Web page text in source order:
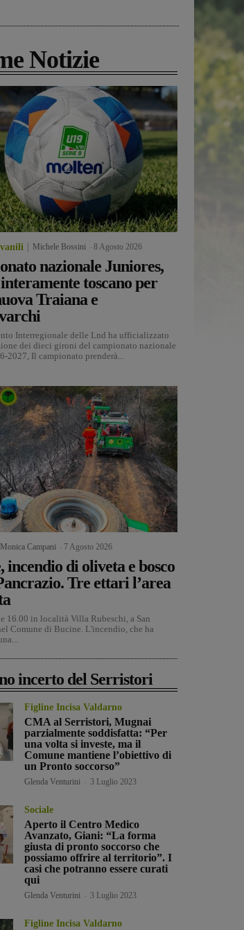
Notizie
Michele Bossini 8 Agosto 2026
nazionale Juniores,
toscano per
Traiana e
Interregionale delle Lnd ha ufficializzato
dei dieci gironi del campionato nazionale
2027, Il campionato prenderà...
Monica Campani 7 Agosto 2026
incendio di oliveta e bosco
Tre ettari l’area
16.00 in località Villa Rubeschi, a San
Comune di Bucine. L'incendio, che ha
incerto del Serristori
Figline Incisa Valdarno
CMA al Serristori, Mugnai
parzialmente soddisfatta: “Per
una volta si investe, ma il
Comune mantiene l’obiettivo di
un Pronto soccorso”
Glenda Venturini 3 Luglio 2023
Sociale
Aperto il Centro Medico
Avanzato, Giani: “La forma
giusta di pronto soccorso che
possiamo offrire al territorio”. I
casi che potranno essere curati
qui
Glenda Venturini 3 Luglio 2023
Figline Incisa Valdarno